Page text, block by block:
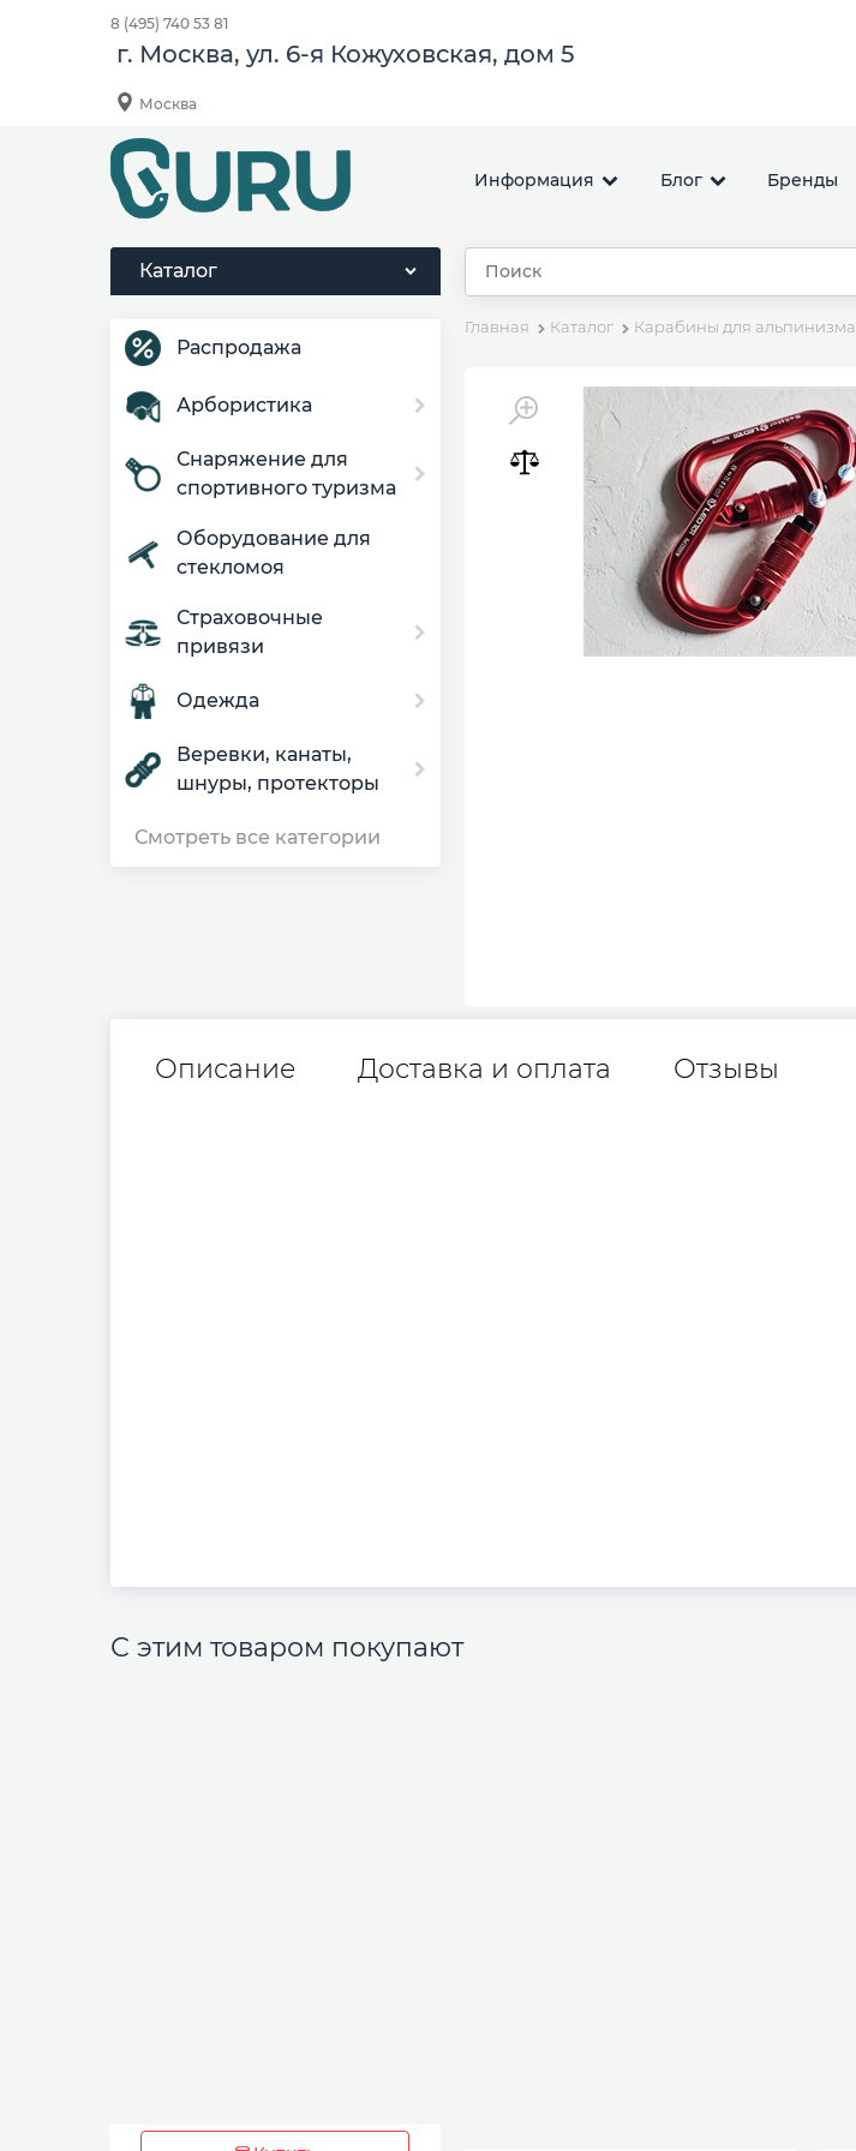
8 (495) 740 53 81
г. Москва, ул. 6-я Кожуховская, дом 5
Москва
Информация Блог Бренды
Каталог
Распродажа
Арбористика
Снаряжение для
спортивного туризма
Оборудование для
стекломоя
Страховочные
привязи
Одежда
Веревки, канаты,
шнуры, протекторы
Смотреть все категории
Главная Каталог Карабины для альпинизма
Описание Доставка и оплата Отзывы
С этим товаром покупают